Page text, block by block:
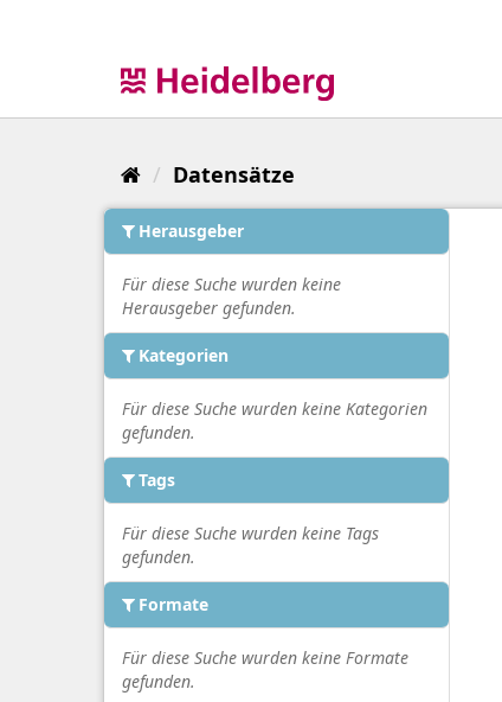
Datensätze
Herausgeber
Für diese Suche wurden keine
Herausgeber gefunden.
Kategorien
Für diese Suche wurden keine Kategorien
gefunden.
Tags
Für diese Suche wurden keine Tags
gefunden.
Formate
Für diese Suche wurden keine Formate
gefunden.